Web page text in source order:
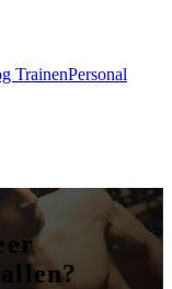
TrainenPersonal